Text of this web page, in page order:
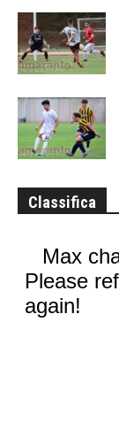
Classifica